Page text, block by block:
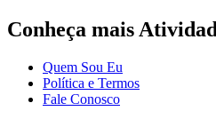
Conheça mais
Quem Sou Eu
Política e Termos
Fale Conosco